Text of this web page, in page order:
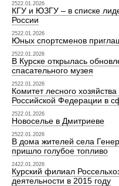
2522.01.2026
КГУ и ЮЗГУ – в списке
России
2522.01.2026
Юных спортсменов
2522.01.2026
В Курске открылась
спасательного музея
2522.01.2026
Комитет лесного
Российской Федерации в
2522.01.2026
Новоселье в Дмитриеве
2522.01.2026
В дома жителей села
пришло голубое топливо
2422.01.2026
Курский филиал
деятельности в 2015 году